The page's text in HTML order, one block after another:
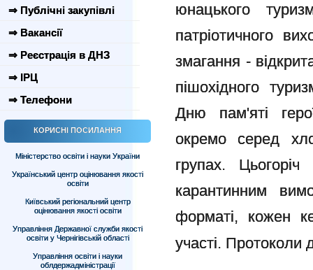
⇒ Публічні закупівлі
⇒ Вакансії
⇒ Реєстрація в ДНЗ
⇒ ІРЦ
⇒ Телефони
КОРИСНІ ПОСИЛАННЯ
Міністерство освіти і науки України
Український центр оцінювання якості
освіти
Київський регіональний центр
оцінювання якості освіти
Управління Державної служби якості
освіти у Чернігівській області
Управління освіти і науки
облдержадміністрації
юнацького
патріотичного
змагання -
пішохідного
Дню пам'яті
окремо серед
групах.
карантинним
форматі, кожен
участі. Протоколи